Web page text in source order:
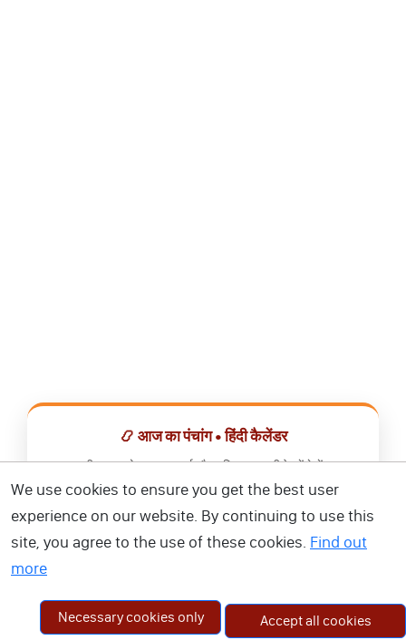
📿 आज का पंचांग • हिंदी कैलेंडर
सभी व्रत, त्योहार, शुभ मुहूर्त और राशिफल एक ही ऐप में देखें।
📅 हिंदी कैलेंडर ऐप डाउनलोड करें
We use cookies to ensure you get the best user
experience on our website. By continuing to use this
site, you agree to the use of these cookies. Find out
more
Necessary cookies only Accept all cookies